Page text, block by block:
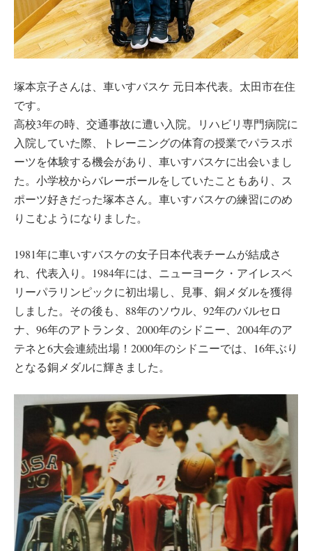
塚本京子さんは、車いすバスケ 元日本代表。太田市在住
です。
高校3年の時、交通事故に遭い入院。リハビリ専門病院に
入院していた際、トレーニングの体育の授業でパラスポ
ーツを体験する機会があり、車いすバスケに出会いまし
た。小学校からバレーボールをしていたこともあり、ス
ポーツ好きだった塚本さん。車いすバスケの練習にのめ
りこむようになりました。
1981年に車いすバスケの女子日本代表チームが結成さ
れ、代表入り。1984年には、ニューヨーク・アイレスベ
リーパラリンピックに初出場し、見事、銅メダルを獲得
しました。その後も、88年のソウル、92年のバルセロ
ナ、96年のアトランタ、2000年のシドニー、2004年のア
テネと6大会連続出場！2000年のシドニーでは、16年ぶり
となる銅メダルに輝きました。